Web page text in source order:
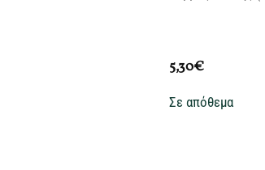
5,30€
Σε απόθεμα